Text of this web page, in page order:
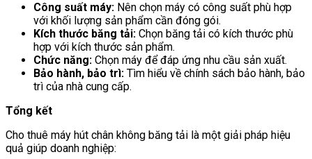
Công suất máy: Nên chọn máy có công suất phù hợp
với khối lượng sản phẩm cần đóng gói.
Kích thước băng tải: Chọn băng tải có kích thước phù
hợp với kích thước sản phẩm.
Chức năng: Chọn máy để đáp ứng nhu cầu sản xuất.
Bảo hành, bảo trì: Tìm hiểu về chính sách bảo hành, bảo
trì của nhà cung cấp.
Tổng kết
Cho thuê máy hút chân không băng tải là một giải pháp hiệu
quả giúp doanh nghiệp: